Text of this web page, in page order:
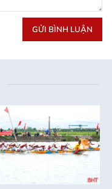
GỬI BÌNH LUẬN